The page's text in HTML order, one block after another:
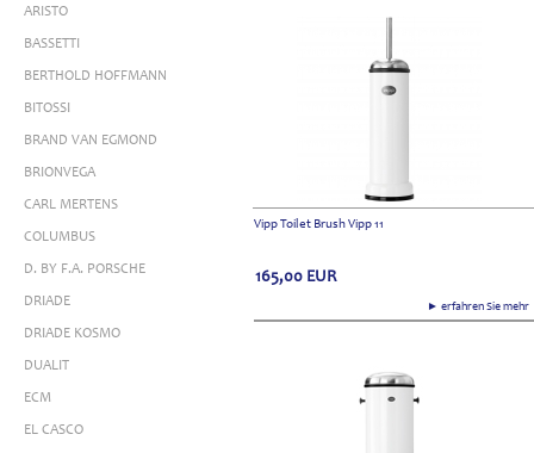
ARISTO
BASSETTI
BERTHOLD HOFFMANN
BITOSSI
BRAND VAN EGMOND
BRIONVEGA
CARL MERTENS
COLUMBUS
D. BY F.A. PORSCHE
DRIADE
DRIADE KOSMO
DUALIT
ECM
EL CASCO
Vipp Toilet Brush Vipp 11
► erfahren Sie
165,00 EUR